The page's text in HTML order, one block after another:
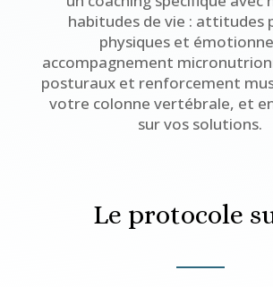
habitudes de vie : attitudes
physiques et
accompagnement
posturaux et renforcement
votre colonne vertébrale, et
sur vos solutions.
Le protocole